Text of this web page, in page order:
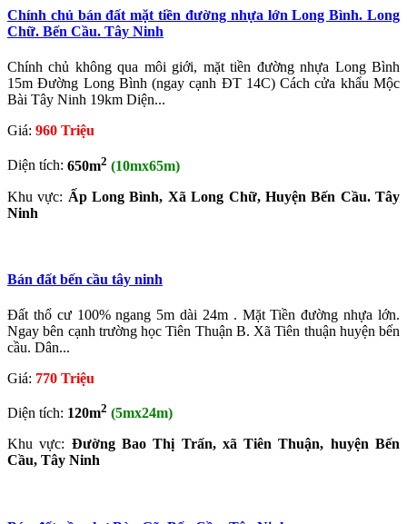
Chính chủ bán đất mặt tiền đường nhựa lớn Long Bình. Long
Chữ. Bến Cầu. Tây Ninh
Chính chủ không qua môi giới, mặt tiền đường nhựa Long Bình
15m Đường Long Bình (ngay cạnh ĐT 14C) Cách cửa khẩu Mộc
Bài Tây Ninh 19km Diện...
Giá: 960 Triệu
Diện tích: 650m2 (10mx65m)
Khu vực: Ấp Long Bình, Xã Long Chữ, Huyện Bến Cầu. Tây
Ninh
Bán đất bến cầu tây ninh
Đất thổ cư 100% ngang 5m dài 24m . Mặt Tiền đường nhựa lớn.
Ngay bên cạnh trường học Tiên Thuận B. Xã Tiên thuận huyện bến
cầu. Dân...
Giá: 770 Triệu
Diện tích: 120m2 (5mx24m)
Khu vực: Đường Bao Thị Trấn, xã Tiên Thuận, huyện Bến
Cầu, Tây Ninh